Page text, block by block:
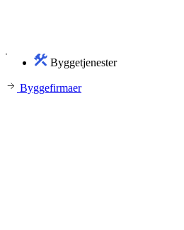
Byggetjenester
Byggefirmaer